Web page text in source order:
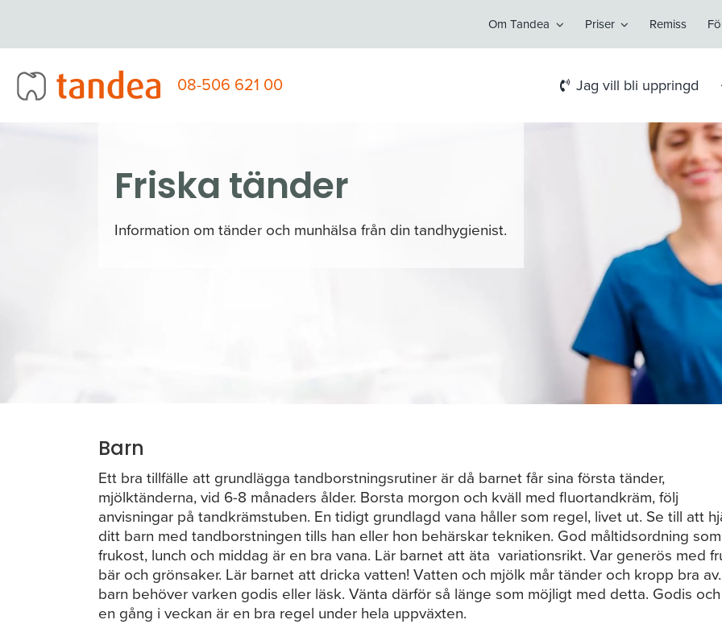
innehållet
Om Tandea Priser Remiss
08-506 621 00 Jag vill bli uppringd
Friska tänder
Information om tänder och munhälsa från din tandhygienist.
Barn
Ett bra tillfälle att grundlägga tandborstningsrutiner är då barnet får sina första tänder,
mjölktänderna, vid 6-8 månaders ålder. Borsta morgon och kväll med fluortandkräm, följ
anvisningar på tandkrämstuben. En tidigt grundlagd vana håller som regel, livet ut. Se till att
ditt barn med tandborstningen tills han eller hon behärskar tekniken. God måltidsordning som
frukost, lunch och middag är en bra vana. Lär barnet att äta variationsrikt. Var generös med
bär och grönsaker. Lär barnet att dricka vatten! Vatten och mjölk mår tänder och kropp bra
barn behöver varken godis eller läsk. Vänta därför så länge som möjligt med detta. Godis
en gång i veckan är en bra regel under hela uppväxten.